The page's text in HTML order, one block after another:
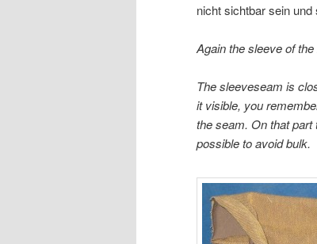
nicht sichtbar sein
Again the sleeve of
The sleeveseam is
it visible, you
the seam. On that
possible to avoid bulk.